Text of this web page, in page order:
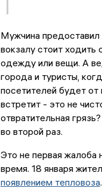
Мужчина предоставил
вокзалу стоит ходить
одежду или вещи. А
города и туристы,
посетителей будет от
встретит - это не
отвратительная
во второй раз.
Это не первая жалоба
время. 18 января
появлением тепловоза